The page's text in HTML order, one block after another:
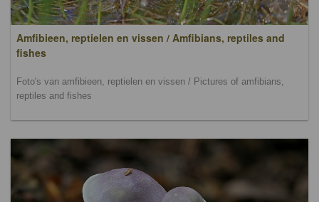
Amfibieen, reptielen en vissen / Amfibians, reptiles and
fishes
Foto's van amfibieen, reptielen en vissen / Pictures of amfibians,
reptiles and fishes